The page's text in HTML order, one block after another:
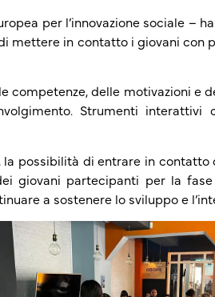
per l’innovazione sociale
mettere in contatto i giovani
competenze, delle motivazioni
Strumenti
possibilità di entrare in
giovani partecipanti per la
a sostenere lo sviluppo e